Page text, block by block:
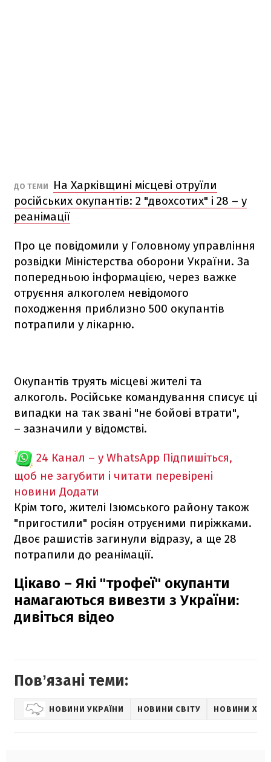
ДО ТЕМИ
На Харківщині місцеві отруїли
російських окупантів: 2 "двохсотих" і 28 – у
реанімації
Про це повідомили у Головному управління
розвідки Міністерства оборони України. За
попередньою інформацією, через важке
отруєння алкоголем невідомого
походження приблизно 500 окупантів
потрапили у лікарню.
Окупантів труять місцеві жителі та
алкоголь. Російське командування списує ці
випадки на так звані "не бойові втрати",
– зазначили у відомстві.
24 Канал – у WhatsApp Підпишіться,
щоб не загубити і читати перевірені
новини Додати
Крім того, жителі Ізюмського району також
"пригостили" росіян отруєними пиріжками.
Двоє рашистів загинули відразу, а ще 28
потрапили до реанімації.
Цікаво – Які "трофеї" окупанти
намагаються вивезти з України:
дивіться відео
Повʼязані теми:
НОВИНИ УКРАЇНИ НОВИНИ СВІТУ НОВИНИ